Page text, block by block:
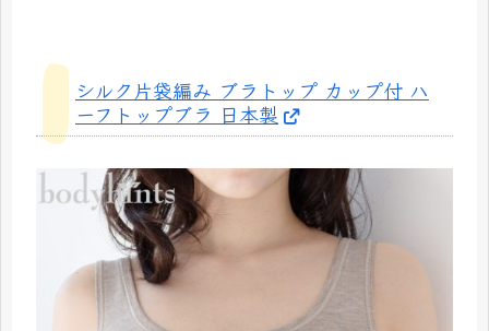
シルク片袋編み ブラトップ カップ付 ハ
ーフトップブラ 日本製